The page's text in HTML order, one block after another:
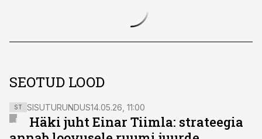
SEOTUD LOOD
ST SISUTURUNDUS14.05.26, 11:00
Häki juht Einar Tiimla: strateegia